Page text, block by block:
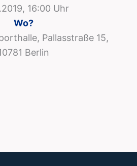
16:00 Uhr
Wo?
Pallasstraße 15,
Berlin